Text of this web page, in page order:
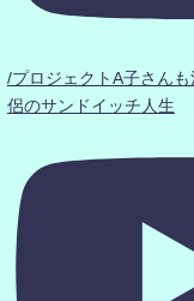
/プロジェクトA子さん
侶のサンドイッチ人生